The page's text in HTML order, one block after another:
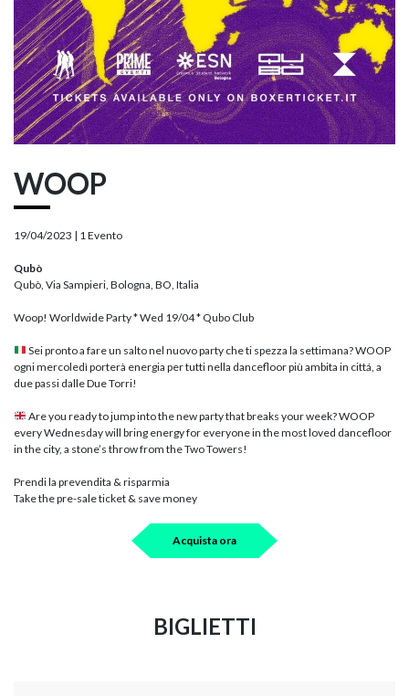
WOOP
19/04/2023 | 1 Evento
Qubò
Qubò, Via Sampieri, Bologna, BO, Italia
Woop! Worldwide Party * Wed 19/04 * Qubo Club
Sei pronto a fare un salto nel nuovo party che ti spezza la settimana? WOOP
ogni mercoledì porterà energia per tutti nella dancefloor più ambita in cittá, a
due passi dalle Due Torri!
Are you ready to jump into the new party that breaks your week? WOOP
every Wednesday will bring energy for everyone in the most loved dancefloor
in the city, a stone’s throw from the Two Towers!
Prendi la prevendita & risparmia
Take the pre-sale ticket & save money
Acquista ora
BIGLIETTI